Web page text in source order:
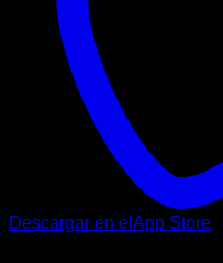
Descargar en el App Store